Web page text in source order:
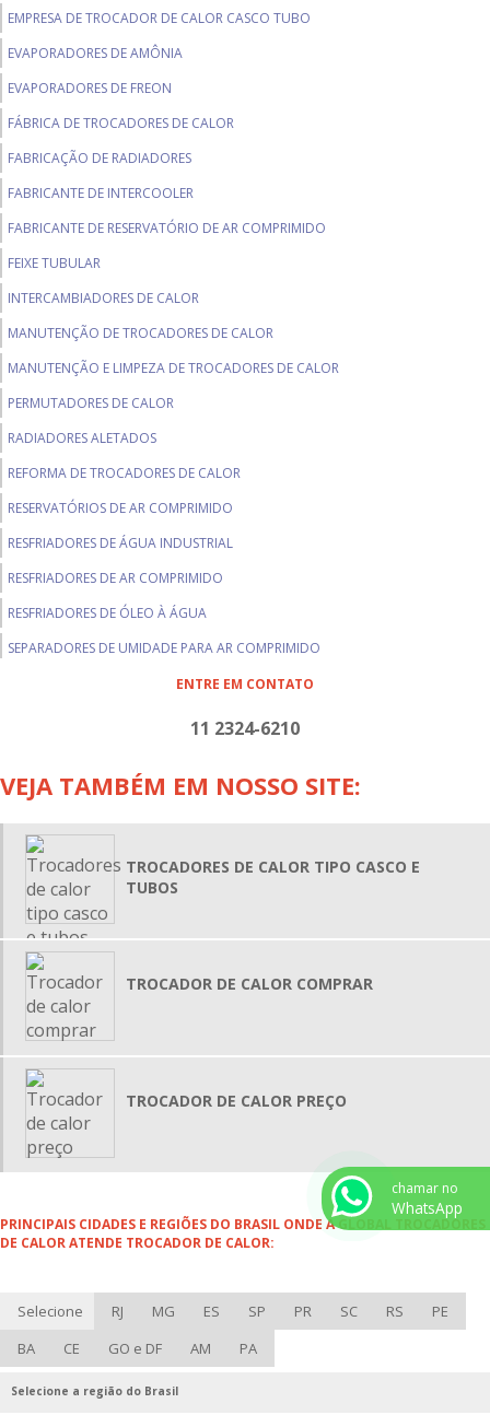
EMPRESA DE TROCADOR DE CALOR CASCO TUBO
EVAPORADORES DE AMÔNIA
EVAPORADORES DE FREON
FÁBRICA DE TROCADORES DE CALOR
FABRICAÇÃO DE RADIADORES
FABRICANTE DE INTERCOOLER
FABRICANTE DE RESERVATÓRIO DE AR COMPRIMIDO
FEIXE TUBULAR
INTERCAMBIADORES DE CALOR
MANUTENÇÃO DE TROCADORES DE CALOR
MANUTENÇÃO E LIMPEZA DE TROCADORES DE CALOR
PERMUTADORES DE CALOR
RADIADORES ALETADOS
REFORMA DE TROCADORES DE CALOR
RESERVATÓRIOS DE AR COMPRIMIDO
RESFRIADORES DE ÁGUA INDUSTRIAL
RESFRIADORES DE AR COMPRIMIDO
RESFRIADORES DE ÓLEO À ÁGUA
SEPARADORES DE UMIDADE PARA AR COMPRIMIDO
TROCADORES DE CALOR TIPO CASCO E TUBOS
BALÕES SEPARADORES DE UMIDADE
PERMUTADORES DE CALOR CASCO E TUBO
PERMUTADORES DE CALOR TUBULARES
TROCADOR DE CALOR INDUSTRIAL
TROCADOR DE CALOR PREÇO
TROCADOR DE CALOR TUBO DUPLO
TROCADORES DE CALOR TUBULAR
VASO DE PRESSÃO VERTICAL
VASO DE PRESSÃO HORIZONTAL
VASO DE PRESSÃO AÇO CARBONO
TROCADOR DE CALOR CASCO E TUBO
MANUTENÇÃO DE TROCADORES DE CALOR CASCO TUBO
RESFRIADOR DE AR COMPRIMIDO COMPRAR
ENTRE EM CONTATO
11 2324-6210
VEJA TAMBÉM EM NOSSO SITE:
TROCADORES DE CALOR TIPO CASCO E
TUBOS
TROCADOR DE CALOR COMPRAR
TROCADOR DE CALOR PREÇO
PRINCIPAIS CIDADES E REGIÕES DO BRASIL ONDE A GLOBAL TROCADORES
DE CALOR ATENDE TROCADOR DE CALOR:
Selecione RJ MG ES SP PR SC RS
PE
BA
CE GO e DF AM PA
Selecione a região do Brasil
chamar no
WhatsApp